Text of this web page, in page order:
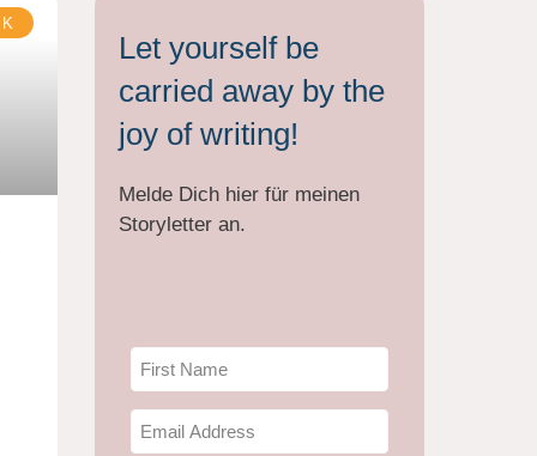
Let yourself be
carried away by the
joy of writing!
Melde Dich hier für meinen
Storyletter an.